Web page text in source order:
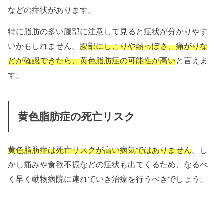
などの症状があります。
特に脂肪の多い腹部に注意して見ると症状が分かりやす
いかもしれません。腹部にしこりや熱っぽさ、痛がりな
どが確認できたら、黄色脂肪症の可能性が高いと言えま
す。
黄色脂肪症の死亡リスク
黄色脂肪症は死亡リスクが高い病気ではありません。し
かし痛みや食欲不振などの症状も出てくるため、なるべ
く早く動物病院に連れていき治療を行うべきでしょう。